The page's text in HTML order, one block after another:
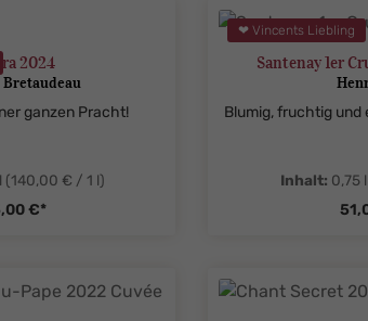
2024
ganzen Pracht!
(140,00 € / 1 l)
€*
❤ Vincents Liebling
Santenay 1er
Blumig, fruchtig und
Inhalt: 0,75 l